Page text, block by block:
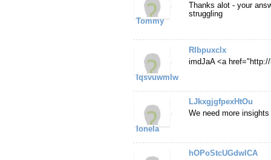
Tommy
Thanks alot - your
struggling
lqsvuwmlw
RIbpuxclx
imdJaA <a
Ionela
LJkxgjgfpexHtOu
We need more
hOPoStcUGdwlCA